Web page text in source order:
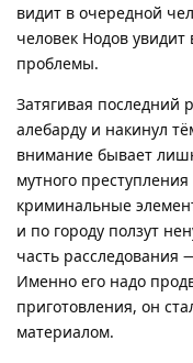
видит в очередной
человек Нодов
проблемы.
Затягивая последний
алебарду и накинул
внимание бывает
мутного
криминальные
и по городу ползут
часть расследования
Именно его надо
приготовления, он
материалом.